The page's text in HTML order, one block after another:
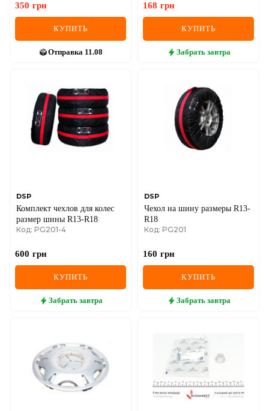
LANCIA
LINCOLN
MAZDA
MERCEDES-BENZ
MITSUBISHI
OPEL
PEUGEOT
RAM
RAVON
350 грн
КУПИТЬ
Отправка 11.08
168 грн
КУПИТЬ
Забрать завтра
DSP
Комплект чехлов для колес
размер шины R13-R18
Код: PG201-4
600 грн
КУПИТЬ
Забрать завтра
DSP
Чехол на шину размеры R13-
R18
Код: PG201
160 грн
КУПИТЬ
Забрать завтра